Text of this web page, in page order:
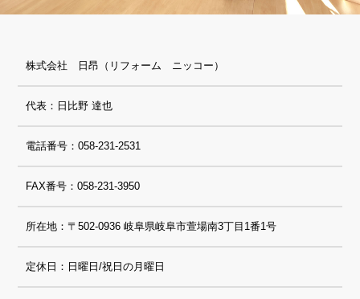
株式会社 日昂（リフォーム ニッコー）
代表：日比野 達也
電話番号：058-231-2531
FAX番号：058-231-3950
所在地：〒502-0936 岐阜県岐阜市萱場南3丁目1番1号
定休日：日曜日/祝日の月曜日